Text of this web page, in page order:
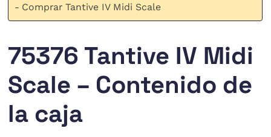
Comprar Tantive IV Midi Scale
75376 Tantive IV Midi
Scale – Contenido de
la caja